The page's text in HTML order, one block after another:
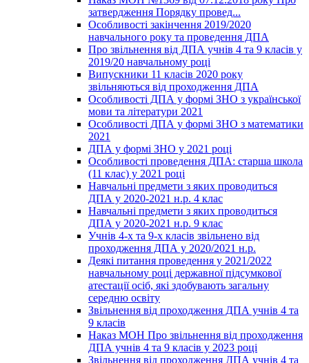
затвердження Порядку провед...
Особливості закінчення 2019/2020
навчального року та проведення ДПА
Про звільнення від ДПА учнів 4 та 9 класів у
2019/20 навчальному році
Випускники 11 класів 2020 року
звільняються від проходження ДПА
Особливості ДПА у формі ЗНО з української
мови та літератури 2021
Особливості ДПА у формі ЗНО з математики
2021
ДПА у формі ЗНО у 2021 році
Особливості проведення ДПА: старша школа
(11 клас) у 2021 році
Навчальні предмети з яких проводиться
ДПА у 2020-2021 н.р. 4 клас
Навчальні предмети з яких проводиться
ДПА у 2020-2021 н.р. 9 клас
Учнів 4-х та 9-х класів звільнено від
проходження ДПА у 2020/2021 н.р.
Деякі питання проведення у 2021/2022
навчальному році державної підсумкової
атестації осіб, які здобувають загальну
середню освіту
Звільнення від проходження ДПА учнів 4 та
9 класів
Наказ МОН Про звільнення від проходження
ДПА учнів 4 та 9 класів у 2023 році
Звільнення від проходження ДПА учнів 4 та